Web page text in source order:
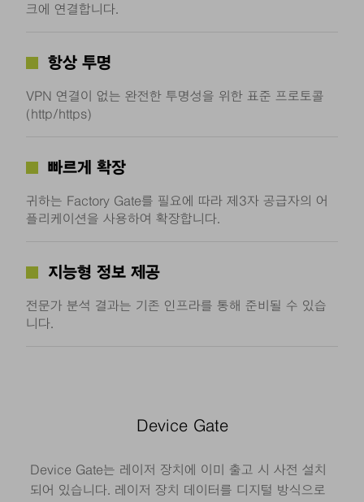
크에 연결합니다.
항상 투명
VPN 연결이 없는 완전한 투명성을 위한 표준 프로토콜
(http/https)
빠르게 확장
귀하는 Factory Gate를 필요에 따라 제3자 공급자의 어
플리케이션을 사용하여 확장합니다.
지능형 정보 제공
전문가 분석 결과는 기존 인프라를 통해 준비될 수 있습
니다.
Device Gate
Device Gate는 레이저 장치에 이미 출고 시 사전 설치
되어 있습니다. 레이저 장치 데이터를 디지털 방식으로